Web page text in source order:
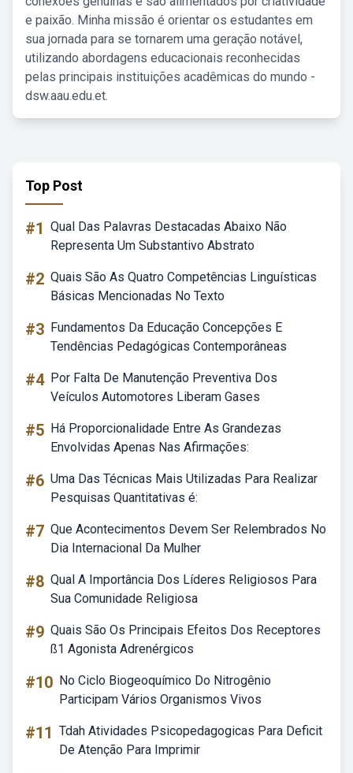
e paixão. Minha missão é orientar os estudantes em
sua jornada para se tornarem uma geração notável,
utilizando abordagens educacionais reconhecidas
pelas principais instituições acadêmicas do mundo -
dsw.aau.edu.et.
Top Post
#1 Qual Das Palavras Destacadas Abaixo Não
Representa Um Substantivo Abstrato
#2 Quais São As Quatro Competências Linguísticas
Básicas Mencionadas No Texto
#3 Fundamentos Da Educação Concepções E
Tendências Pedagógicas Contemporâneas
#4 Por Falta De Manutenção Preventiva Dos
Veículos Automotores Liberam Gases
#5 Há Proporcionalidade Entre As Grandezas
Envolvidas Apenas Nas Afirmações:
#6 Uma Das Técnicas Mais Utilizadas Para Realizar
Pesquisas Quantitativas é:
#7 Que Acontecimentos Devem Ser Relembrados No
Dia Internacional Da Mulher
#8 Qual A Importância Dos Líderes Religiosos Para
Sua Comunidade Religiosa
#9 Quais São Os Principais Efeitos Dos Receptores
ß1 Agonista Adrenérgicos
#10 No Ciclo Biogeoquímico Do Nitrogênio
Participam Vários Organismos Vivos
#11 Tdah Atividades Psicopedagogicas Para Deficit
De Atenção Para Imprimir